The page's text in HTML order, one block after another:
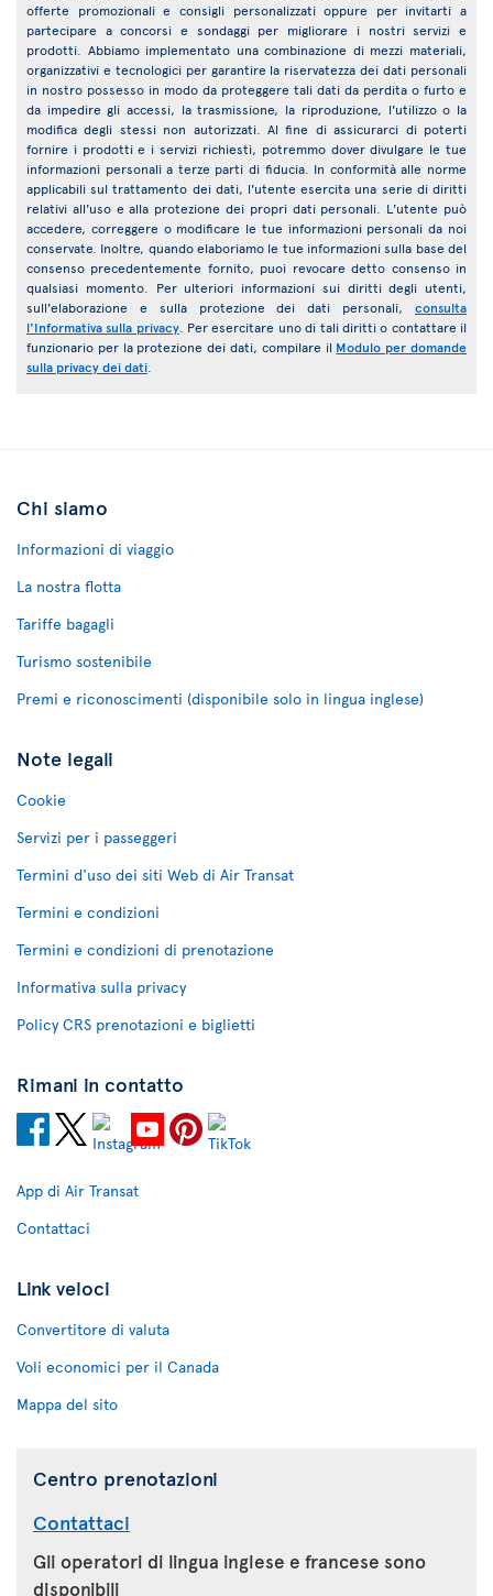
offerte promozionali e consigli personalizzati oppure per invitarti a
partecipare a concorsi e sondaggi per migliorare i nostri servizi e
prodotti. Abbiamo implementato una combinazione di mezzi materiali,
organizzativi e tecnologici per garantire la riservatezza dei dati personali
in nostro possesso in modo da proteggere tali dati da perdita o furto e
da impedire gli accessi, la trasmissione, la riproduzione, l'utilizzo o la
modifica degli stessi non autorizzati. Al fine di assicurarci di poterti
fornire i prodotti e i servizi richiesti, potremmo dover divulgare le tue
informazioni personali a terze parti di fiducia. In conformità alle norme
applicabili sul trattamento dei dati, l'utente esercita una serie di diritti
relativi all'uso e alla protezione dei propri dati personali. L'utente può
accedere, correggere o modificare le tue informazioni personali da noi
conservate. Inoltre, quando elaboriamo le tue informazioni sulla base del
consenso precedentemente fornito, puoi revocare detto consenso in
qualsiasi momento. Per ulteriori informazioni sui diritti degli utenti,
sull'elaborazione e sulla protezione dei dati personali, consulta
l'Informativa sulla privacy. Per esercitare uno di tali diritti o contattare il
funzionario per la protezione dei dati, compilare il Modulo per domande
sulla privacy dei dati
Chi siamo
Informazioni di viaggio
La nostra flotta
Tariffe bagagli
Turismo sostenibile
Premi e riconoscimenti (disponibile solo in lingua inglese)
Note legali
Cookie
Servizi per i passeggeri
Termini d'uso dei siti Web di Air Transat
Termini e condizioni
Termini e condizioni di prenotazione
Informativa sulla privacy
Policy CRS prenotazioni e biglietti
Rimani in contatto
App di Air Transat
Contattaci
Link veloci
Convertitore di valuta
Voli economici per il Canada
Mappa del sito
Centro prenotazioni
Contattaci
Gli operatori di lingua inglese e francese sono
disponibili